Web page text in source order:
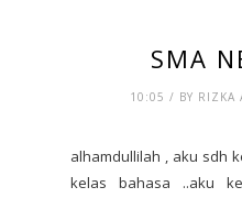
SMA
10:05 / BY RIZKA
alhamdullilah , aku sdh
kelas bahasa ..aku